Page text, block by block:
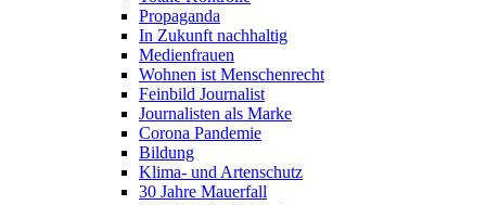
Propaganda
In Zukunft nachhaltig
Medienfrauen
Wohnen ist Menschenrecht
Feinbild Journalist
Journalisten als Marke
Corona Pandemie
Bildung
Klima- und Artenschutz
30 Jahre Mauerfall